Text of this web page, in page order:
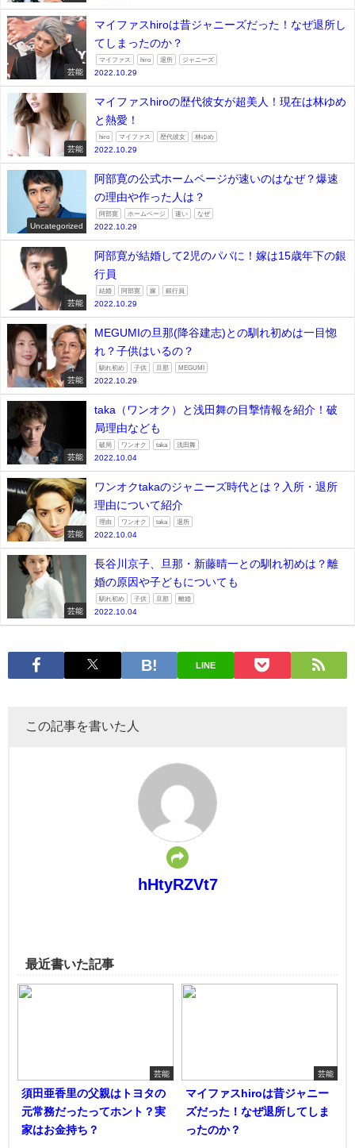
芸能
マイファスhiroは昔ジャニーズだった！なぜ退所し
てしまったのか？
マイファス hiro 退所 ジャニーズ
2022.10.29
芸能
マイファスhiroの歴代彼女が超美人！現在は林ゆめ
と熱愛！
hiro マイファス 歴代彼女 林ゆめ
2022.10.29
Uncategorized
阿部寛の公式ホームページが速いのはなぜ？爆速
の理由や作った人は？
阿部寛 ホームページ 速い なぜ
2022.10.29
芸能
阿部寛が結婚して2児のパパに！嫁は15歳年下の銀
行員
結婚 阿部寛 嫁 銀行員
2022.10.29
芸能
MEGUMIの旦那(降谷建志)との馴れ初めは一目惚
れ？子供はいるの？
馴れ初め 子供 旦那 MEGUMI
2022.10.29
芸能
taka（ワンオク）と浅田舞の目撃情報を紹介！破
局理由なども
破局 ワンオク taka 浅田舞
2022.10.04
芸能
ワンオクtakaのジャニーズ時代とは？入所・退所
理由について紹介
理由 ワンオク taka 退所
2022.10.04
芸能
長谷川京子、旦那・新藤晴一との馴れ初めは？離
婚の原因や子どもについても
馴れ初め 子供 旦那 離婚
2022.10.04
LINE
この記事を書いた人
hHtyRZVt7
最近書いた記事
芸能
須田亜香里の父親はトヨタの
元常務だったってホント？実
家はお金持ち？
芸能
マイファスhiroは昔ジャニー
ズだった！なぜ退所してしま
ったのか？